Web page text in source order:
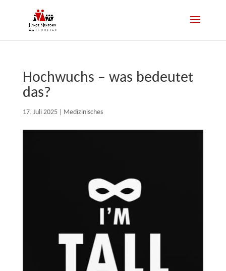
Hochwuchs – was bedeutet
das?
17. Juli 2025| Medizinisches